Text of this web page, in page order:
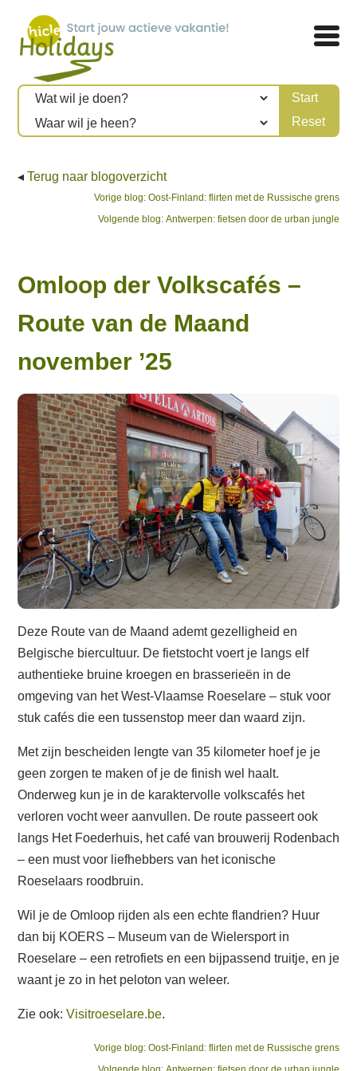
◂ Terug naar blogoverzicht
Vorige blog: Previous
post:
Oost-Finland: flirten met de Russische grens
Volgende blog: Next
Antwerpen: fietsen door de urban jungle
Omloop der Volkscafés –
Route van de Maand
november ’25
Deze Route van de Maand ademt gezelligheid en
Belgische biercultuur. De fietstocht voert je langs elf
authentieke bruine kroegen en brasserieën in de
omgeving van het West-Vlaamse Roeselare – stuk voor
stuk cafés die een tussenstop meer dan waard zijn.
Met zijn bescheiden lengte van 35 kilometer hoef je je
geen zorgen te maken of je de finish wel haalt.
Onderweg kun je in de karaktervolle volkscafés het
verloren vocht weer aanvullen. De route passeert ook
langs Het Foederhuis, het café van brouwerij Rodenbach
– een must voor liefhebbers van het iconische
Roeselaars roodbruin.
Wil je de Omloop rijden als een echte flandrien? Huur
dan bij KOERS – Museum van de Wielersport in
Roeselare – een retrofiets en een bijpassend truitje, en je
waant je zo in het peloton van weleer.
Zie ook: Visitroeselare.be.
Vorige blog: Previous
Oost-Finland: flirten met de Russische grens